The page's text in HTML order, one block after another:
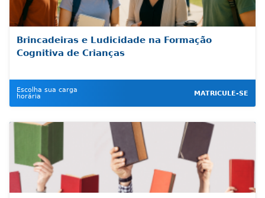
Brincadeiras e Ludicidade na Formação
Cognitiva de Crianças
Escolha sua carga
horária
MATRICULE-SE